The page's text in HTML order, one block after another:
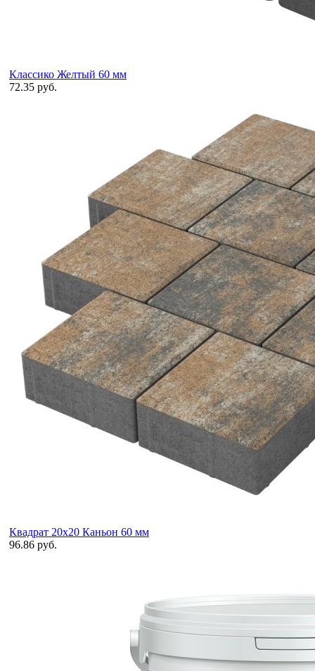
Классико Желтый 60 мм
72.35 руб.
Квадрат 20х20 Каньон 60 мм
96.86 руб.